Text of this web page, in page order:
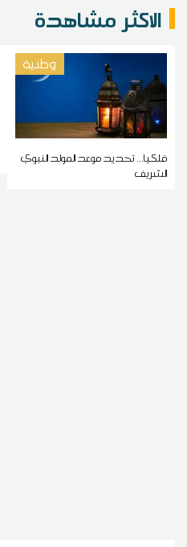
الاكثر مشاهدة
وطنية
فلكيا... تحديد موعد المولد النبوي
الشريف